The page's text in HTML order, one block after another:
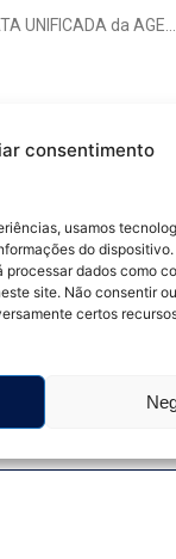
consentimento
usamos
do
dados como
site. Não consentir
certos
UNIFICADA da AGE…
Nenhum comentário
– SINDELIVRE x
CAPITAL
comentário